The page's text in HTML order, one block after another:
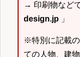
→ 印刷物など
design.jp 」
※特別に記載
ての人物、建